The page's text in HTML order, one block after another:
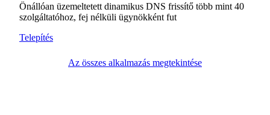
Önállóan üzemeltetett dinamikus DNS frissítő több mint 40
szolgáltatóhoz, fej nélküli ügynökként fut
Telepítés
Az összes alkalmazás megtekintése